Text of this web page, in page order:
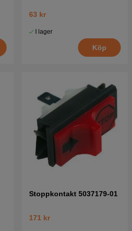
63 kr
I lager
Köp
Stoppkontakt 5037179-01
171 kr